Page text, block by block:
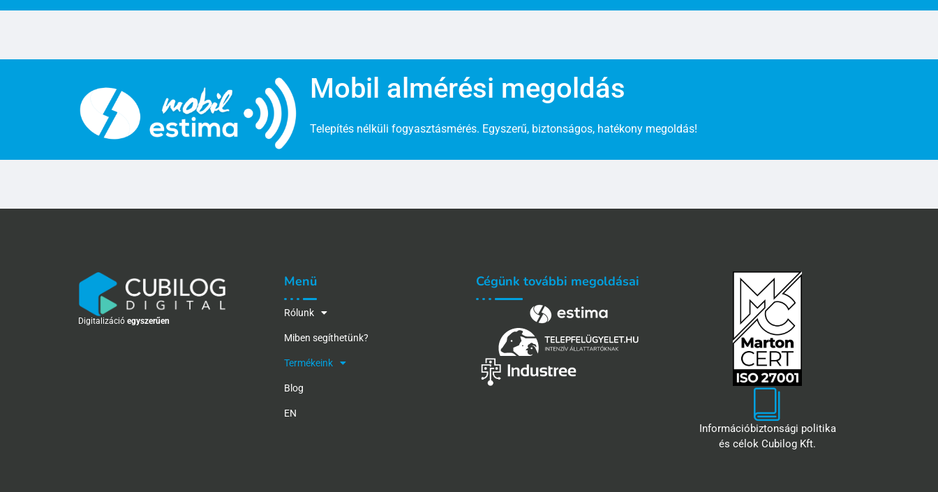
Mobil almérési megoldás
Telepítés nélküli fogyasztásmérés. Egyszerű, biztonságos, hatékony megoldás!
Digitalizáció egyszerűen
Menü
Rólunk
Miben segíthetünk?
Termékeink
Blog
EN
Cégünk további megoldásai
Információbiztonsági politika
és célok Cubilog Kft.